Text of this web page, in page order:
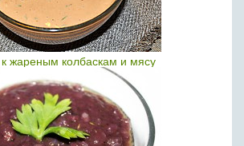
жареным колбаскам и мясу